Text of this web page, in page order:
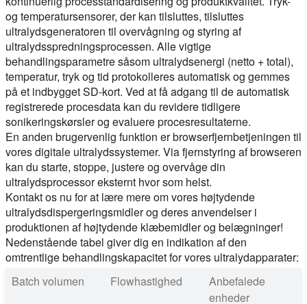
og temperatursensorer, der kan tilsluttes, tilsluttes
ultralydsgeneratoren til overvågning og styring af
ultralydsspredningsprocessen. Alle vigtige
behandlingsparametre såsom ultralydsenergi (netto + total),
temperatur, tryk og tid protokolleres automatisk og gemmes
på et indbygget SD-kort. Ved at få adgang til de automatisk
registrerede procesdata kan du revidere tidligere
sonikeringskørsler og evaluere procesresultaterne.
En anden brugervenlig funktion er browserfjernbetjeningen til
vores digitale ultralydssystemer. Via fjernstyring af browseren
kan du starte, stoppe, justere og overvåge din
ultralydsprocessor eksternt hvor som helst.
Kontakt os nu for at lære mere om vores højtydende
ultralydsdispergeringsmidler og deres anvendelser i
produktionen af højtydende klæbemidler og belægninger!
Nedenstående tabel giver dig en indikation af den
omtrentlige behandlingskapacitet for vores ultralydapparater:
Batch volumen
Flowhastighed
Anbefalede
enheder